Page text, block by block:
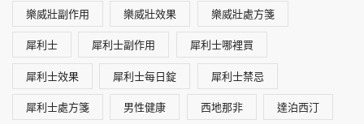
樂威壯副作用 樂威壯效果 樂威壯處方箋
犀利士 犀利士副作用 犀利士哪裡買
犀利士效果 犀利士每日錠 犀利士禁忌
犀利士處方箋 男性健康 西地那非 達泊西汀